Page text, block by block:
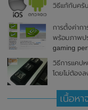
วิธีแก้กันครับ
การตั้งค่าก
พร้อมภาพป
gaming
วิธีการแคป
โดยไม่ต้องล
เนื้อห